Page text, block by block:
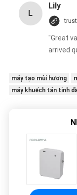
L
Lily
"Great
arrived
máy tạo mùi hương
máy khuếch tán tinh